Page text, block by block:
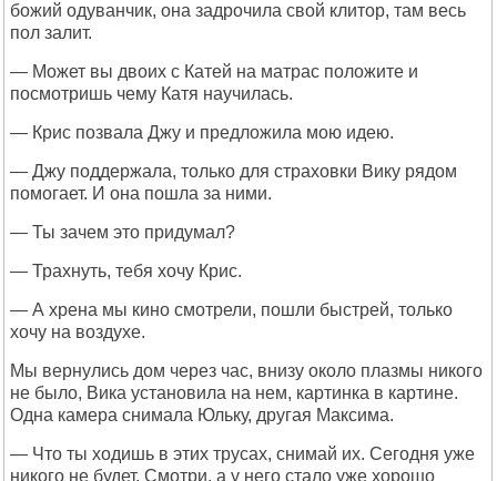
божий одуванчик, она задрочила свой клитор, там весь
пол залит.
— Может вы двоих с Катей на матрас положите и
посмотришь чему Катя научилась.
— Крис позвала Джу и предложила мою идею.
— Джу поддержала, только для страховки Вику рядом
помогает. И она пошла за ними.
— Ты зачем это придумал?
— Трахнуть, тебя хочу Крис.
— А хрена мы кино смотрели, пошли быстрей, только
хочу на воздухе.
Мы вернулись дом через час, внизу около плазмы никого
не было, Вика установила на нем, картинка в картине.
Одна камера снимала Юльку, другая Максима.
— Что ты ходишь в этих трусах, снимай их. Сегодня уже
никого не будет. Смотри, а у него стало уже хорошо